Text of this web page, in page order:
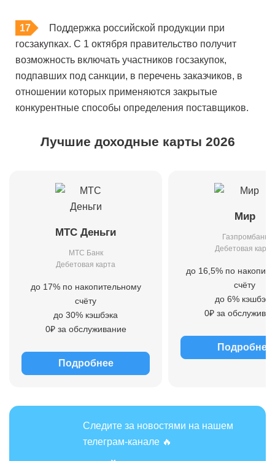
Поддержка российской продукции при
госзакупках. С 1 октября правительство получит
возможность включать участников госзакупок,
подпавших под санкции, в перечень заказчиков, в
отношении которых применяются закрытые
конкурентные способы определения поставщиков.
Лучшие доходные карты 2026
МТС Деньги
МТС Банк
Дебетовая карта
до 17% по накопительному
счёту
до 30% кэшбэка
0₽ за обслуживание
Подробнее
Мир
Газпромбанк
Дебетовая карта
до 16,5% по
счёту
до 6% кэшбэка
0₽ за
Подробнее
Следите за новостями на нашем
телеграм-канале 🔥